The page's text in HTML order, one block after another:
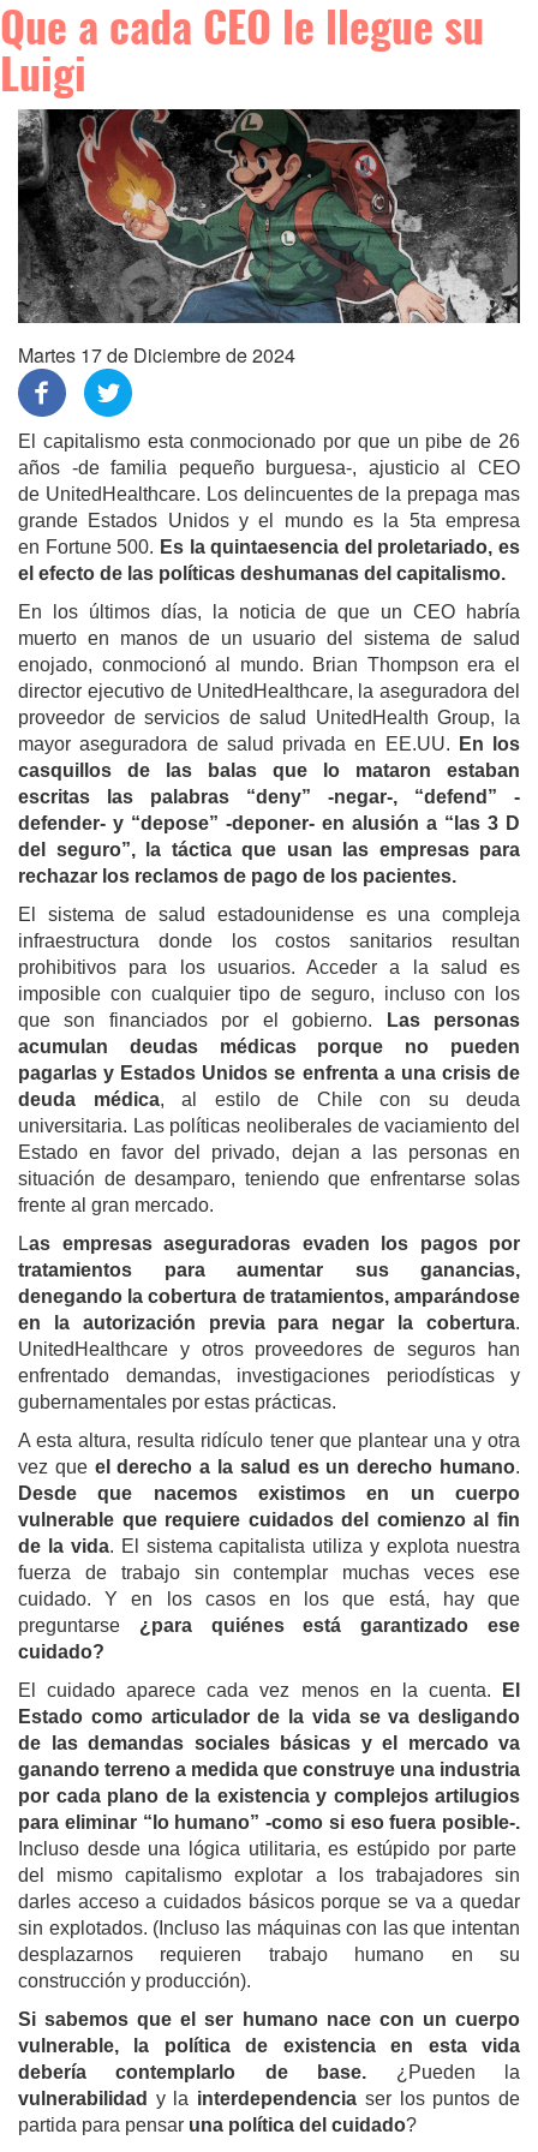
Que a cada CEO le llegue su
Luigi
Martes 17 de Diciembre de 2024
El capitalismo esta conmocionado por que un pibe de 26
años -de familia pequeño burguesa-, ajusticio al CEO
de UnitedHealthcare. Los delincuentes de la prepaga mas
grande Estados Unidos y el mundo es la 5ta empresa
en Fortune 500. Es la quintaesencia del proletariado, es
el efecto de las políticas deshumanas del capitalismo.
En los últimos días, la noticia de que un CEO habría
muerto en manos de un usuario del sistema de salud
enojado, conmocionó al mundo. Brian Thompson era el
director ejecutivo de UnitedHealthcare, la aseguradora del
proveedor de servicios de salud UnitedHealth Group, la
mayor aseguradora de salud privada en EE.UU.
En los
casquillos de las balas que lo mataron estaban
escritas las palabras “deny” -negar-, “defend” -
defender- y “depose” -deponer- en alusión a “las 3 D
del seguro”, la táctica que usan las empresas para
rechazar los reclamos de pago de los pacientes.
El sistema de salud estadounidense es una compleja
infraestructura donde los costos sanitarios resultan
prohibitivos para los usuarios. Acceder a la salud es
imposible con cualquier tipo de seguro, incluso con los
que son financiados por el gobierno.
Las personas
acumulan deudas médicas porque no pueden
pagarlas y Estados Unidos se enfrenta a una crisis de
deuda médica, al estilo de Chile con su deuda
universitaria. Las políticas neoliberales de vaciamiento del
Estado en favor del privado, dejan a las personas en
situación de desamparo, teniendo que enfrentarse solas
frente al gran mercado.
Las empresas aseguradoras evaden los pagos por
tratamientos para aumentar sus ganancias,
denegando la cobertura de tratamientos, amparándose
en la autorización previa para negar la cobertura.
UnitedHealthcare y otros proveedores de seguros han
enfrentado demandas, investigaciones periodísticas y
gubernamentales por estas prácticas.
A esta altura, resulta ridículo tener que plantear una y otra
vez que el derecho a la salud es un derecho humano.
Desde que nacemos existimos en un cuerpo
vulnerable que requiere cuidados del comienzo al fin
de la vida. El sistema capitalista utiliza y explota nuestra
fuerza de trabajo sin contemplar muchas veces ese
cuidado. Y en los casos en los que está, hay que
preguntarse ¿para quiénes está garantizado ese
cuidado?
El cuidado aparece cada vez menos en la cuenta.
El
Estado como articulador de la vida se va desligando
de las demandas sociales básicas y el mercado va
ganando terreno a medida que construye una industria
por cada plano de la existencia y complejos artilugios
para eliminar “lo humano” -como si eso fuera posible-.
Incluso desde una lógica utilitaria, es estúpido por parte
del mismo capitalismo explotar a los trabajadores sin
darles acceso a cuidados básicos porque se va a quedar
sin explotados. (Incluso las máquinas con las que intentan
desplazarnos requieren trabajo humano en su
construcción y producción).
Si sabemos que el ser humano nace con un cuerpo
vulnerable, la política de existencia en esta vida
debería contemplarlo de base. ¿Pueden la
vulnerabilidad y la interdependencia ser los puntos de
partida para pensar una política del cuidado?